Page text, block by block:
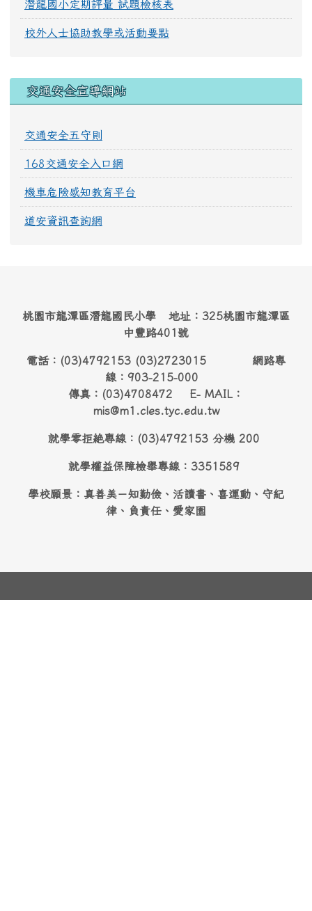
潛龍國小定期評量 試題檢核表
校外人士協助教學或活動要點
交通安全宣導網站
交通安全五守則
168交通安全入口網
機車危險感知教育平台
道安資訊查詢網
桃園市龍潭區潛龍國民小學 地址：325桃園市龍潭區
中豐路401號
電話：(03)4792153 (03)2723015 網路專
線：903-215-000
傳真：(03)4708472 E- MAIL：
mis@m1.cles.tyc.edu.tw
就學零拒絶專線：(03)4792153 分機 200
就學權益保障檢舉專線：3351589
學校願景：真善美－知勤儉、活讀書、喜運動、守紀
律、負責任、愛家園